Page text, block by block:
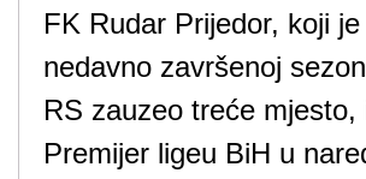
FK Rudar Prijedor, koji je
nedavno završenoj
RS zauzeo treće mjesto,
Premijer ligeu BiH u